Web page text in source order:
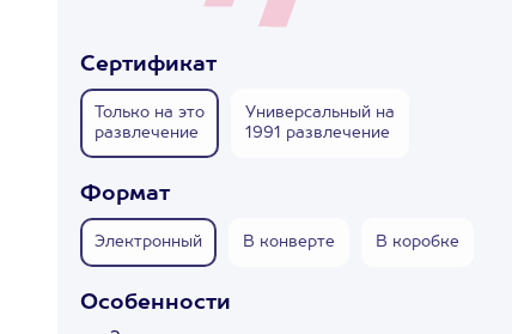
Сертификат
Только на это
развлечение
Универсальный на
1991 развлечение
Формат
Электронный В конверте В коробке
Особенности